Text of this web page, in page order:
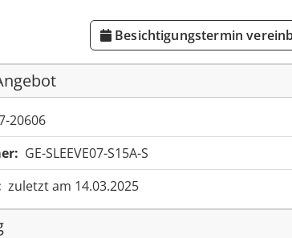
Besichtigungstermin
20606
GE-SLEEVE07-S15A-S
zuletzt am 14.03.2025